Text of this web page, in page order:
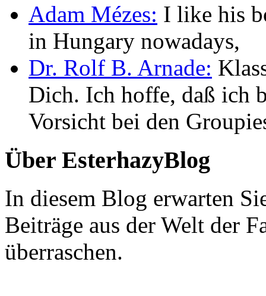
Adam Mézes: I like his
in Hungary nowadays,
Dr. Rolf B. Arnade:
Dich. Ich hoffe, daß ich
Vorsicht bei den
Über EsterhazyBlog
In diesem Blog erwarten
Beiträge aus der Welt der
überraschen.